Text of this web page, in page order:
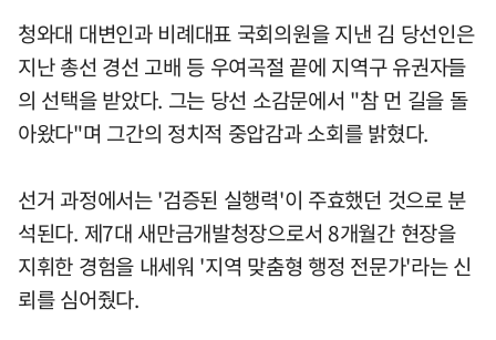
청와대 대변인과 비례대표 국회의원을 지낸 김 당선인은
지난 총선 경선 고배 등 우여곡절 끝에 지역구 유권자들
의 선택을 받았다. 그는 당선 소감문에서 "참 먼 길을 돌
아왔다"며 그간의 정치적 중압감과 소회를 밝혔다.
선거 과정에서는 '검증된 실행력'이 주효했던 것으로 분
석된다. 제7대 새만금개발청장으로서 8개월간 현장을
지휘한 경험을 내세워 '지역 맞춤형 행정 전문가'라는 신
뢰를 심어줬다.